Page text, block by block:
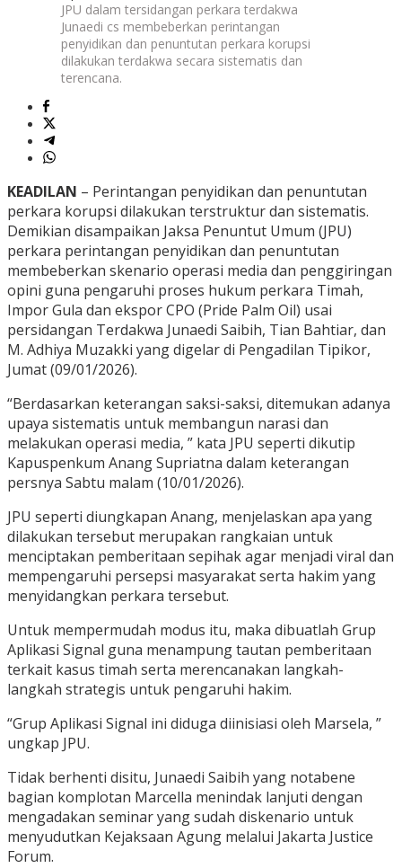
JPU dalam tersidangan perkara terdakwa
Junaedi cs membeberkan perintangan
penyidikan dan penuntutan perkara korupsi
dilakukan terdakwa secara sistematis dan
terencana.
KEADILAN – Perintangan penyidikan dan penuntutan
perkara korupsi dilakukan terstruktur dan sistematis.
Demikian disampaikan Jaksa Penuntut Umum (JPU)
perkara perintangan penyidikan dan penuntutan
membeberkan skenario operasi media dan penggiringan
opini guna pengaruhi proses hukum perkara Timah,
Impor Gula dan ekspor CPO (Pride Palm Oil) usai
persidangan Terdakwa Junaedi Saibih, Tian Bahtiar, dan
M. Adhiya Muzakki yang digelar di Pengadilan Tipikor,
Jumat (09/01/2026).
“Berdasarkan keterangan saksi-saksi, ditemukan adanya
upaya sistematis untuk membangun narasi dan
melakukan operasi media, ” kata JPU seperti dikutip
Kapuspenkum Anang Supriatna dalam keterangan
persnya Sabtu malam (10/01/2026).
JPU seperti diungkapan Anang, menjelaskan apa yang
dilakukan tersebut merupakan rangkaian untuk
menciptakan pemberitaan sepihak agar menjadi viral dan
mempengaruhi persepsi masyarakat serta hakim yang
menyidangkan perkara tersebut.
Untuk mempermudah modus itu, maka dibuatlah Grup
Aplikasi Signal guna menampung tautan pemberitaan
terkait kasus timah serta merencanakan langkah-
langkah strategis untuk pengaruhi hakim.
“Grup Aplikasi Signal ini diduga diinisiasi oleh Marsela, ”
ungkap JPU.
Tidak berhenti disitu, Junaedi Saibih yang notabene
bagian komplotan Marcella menindak lanjuti dengan
mengadakan seminar yang sudah diskenario untuk
menyudutkan Kejaksaan Agung melalui Jakarta Justice
Forum.